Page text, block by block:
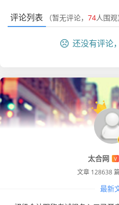
“体面”进入这一行,你很难坚持下
在那些看似荒诞的现场背后，
者规避了巨大的风险。
这种从泥泞中挖掘真相的成就
无法给予的，作为胡平，我必
了累、甚至受不了委屈，请慎
35岁危机：是诅咒还
现在网上很流行讨论“35岁危
评论列表 （暂无评论， 74人围观
还没有评论
太合网 V
文章 128638
最新